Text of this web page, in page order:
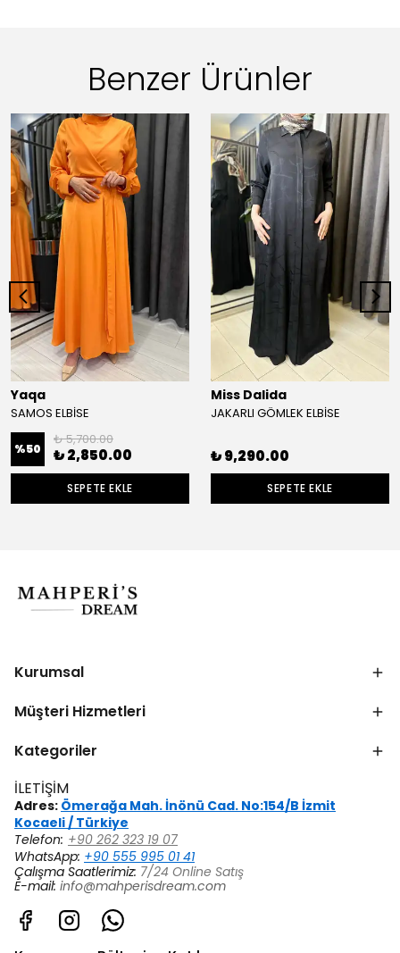
Benzer Ürünler
Yaqa
SAMOS ELBİSE
%50
₺ 5,700.00
₺ 2,850.00
SEPETE EKLE
Miss Dalida
JAKARLI GÖMLEK ELBİSE
₺ 9,290.00
SEPETE EKLE
Kurumsal
Müşteri Hizmetleri
Kategoriler
İLETİŞİM
Adres: Ömerağa Mah. İnönü Cad. No:154/B İzmit
Kocaeli / Türkiye
Telefon: +90 262 323 19 07
WhatsApp: +90 555 995 01 41
Çalışma Saatlerimiz: 7/24 Online Satış
E-mail: info@mahperisdream.com